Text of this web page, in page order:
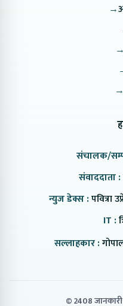
→
→
→
संचालक/
संवाददाता :
न्युज डेक्स :पवित्रा
IT :
सल्लाहकार :
© 2408 जानकारी